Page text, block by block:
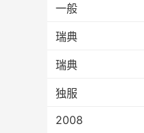
一般
瑞典
瑞典
独服
2008